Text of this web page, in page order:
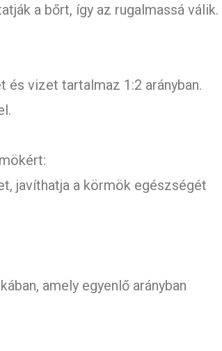
a bőrt, így az rugalmassá válik.
és vizet tartalmaz 1:2 arányban.
javíthatja a körmök egészségét
amely egyenlő arányban